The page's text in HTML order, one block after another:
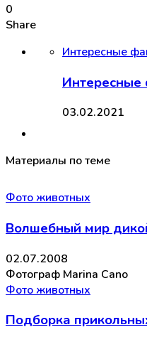
0
Share
Интересные
Интересные
03.02.2021
Материалы по теме
Фото животных
Волшебный мир
02.07.2008
Фотограф Marina Cano
Фото животных
Подборка